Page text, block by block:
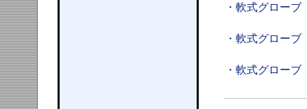
・軟式グロー
・軟式グローブ
・軟式グローブ